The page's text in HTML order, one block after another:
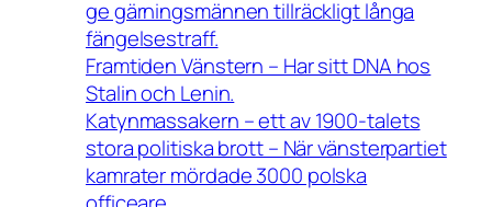
ge gärningsmännen tillräckligt långa
fängelsestraff.
Framtiden Vänstern – Har sitt DNA hos
Stalin och Lenin.
Katynmassakern – ett av 1900-talets
stora politiska brott – När vänsterpartiet
kamrater mördade 3000 polska